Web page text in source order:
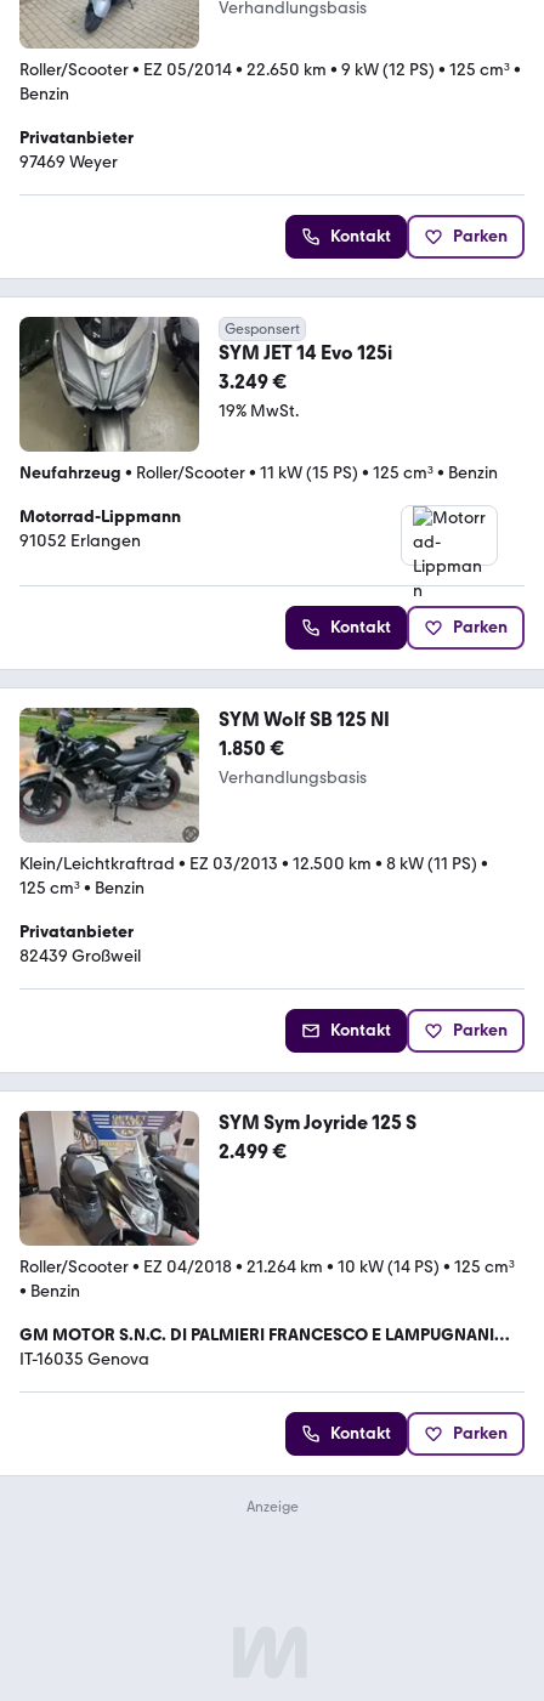
Verhandlungsbasis
Roller/Scooter• EZ 05/2014• 22.650 km • 9 kW (12 PS) • 125 cm³•
Benzin
Privatanbieter
97469 Weyer
Kontakt Parken
Gesponsert
SYM JET 14 Evo 125i
3.249 €
19% MwSt.
Neufahrzeug • Roller/Scooter• 11 kW (15 PS) • 125 cm³• Benzin
Motorrad-Lippmann
91052 Erlangen
Kontakt Parken
SYM Wolf SB 125 NI
1.850 €
Verhandlungsbasis
Klein/Leichtkraftrad • EZ 03/2013 • 12.500 km • 8 kW (11 PS) •
125 cm³• Benzin
Privatanbieter
82439 Großweil
Kontakt Parken
SYM Sym Joyride 125 S
2.499 €
Roller/Scooter• EZ 04/2018• 21.264 km • 10 kW (14 PS) • 125 cm³
• Benzin
GM MOTOR S.N.C. DI PALMIERI FRANCESCO E LAMPUGNANI
LUCA
IT-16035 Genova
Kontakt Parken